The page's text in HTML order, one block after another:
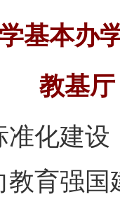
学基本办
教基
建设
教育强